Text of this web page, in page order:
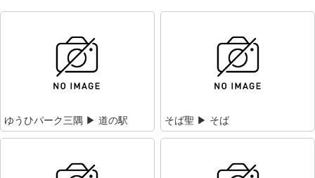
ゆうひパーク三隅 ▶ 道の駅 そば聖 ▶ そば